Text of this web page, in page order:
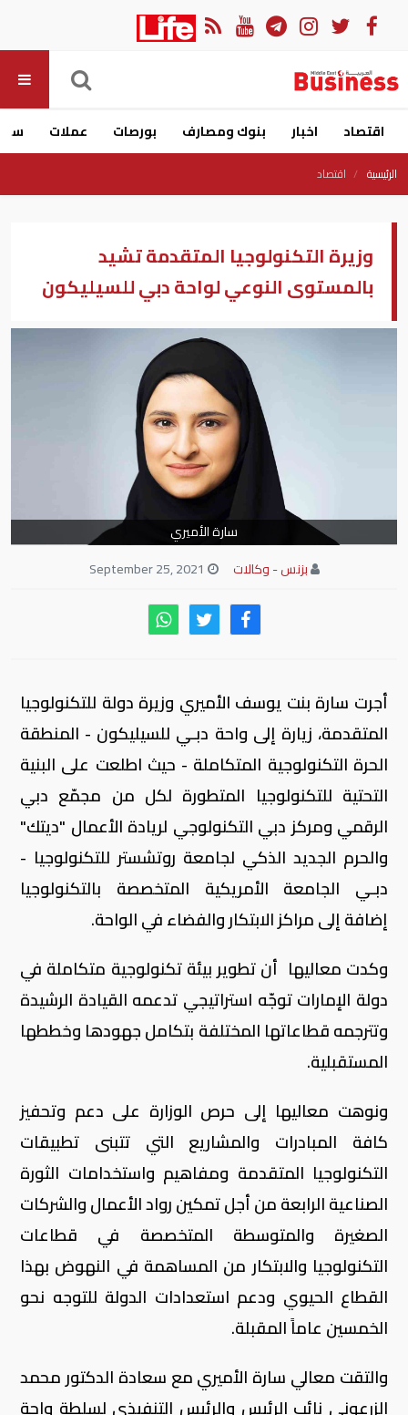
اقتصاد اخبار بنوك ومصارف بورصات عملات
الرئيسية اقتصاد
وزيرة التكنولوجيا المتقدمة تشيد
بالمستوى النوعي لواحة دبي للسيليكون
سارة الأميري
بزنس - وكالات
أجرت سارة بنت يوسف الأميري وزيرة دولة للتكنولوجيا
المتقدمة، زيارة إلى واحة دبـي للسيليكون - المنطقة
الحرة التكنولوجية المتكاملة - حيث اطلعت على البنية
التحتية للتكنولوجيا المتطورة لكل من مجمّع دبي
الرقمي ومركز دبي التكنولوجي لريادة الأعمال "ديتك"
والحرم الجديد الذكي لجامعة روتشستر للتكنولوجيا -
دبـي الجامعة الأمريكية المتخصصة بالتكنولوجيا
إضافة إلى مراكز الابتكار والفضاء في الواحة.
وكدت معاليها أن تطوير بيئة تكنولوجية متكاملة في
دولة الإمارات توجّه استراتيجي تدعمه القيادة الرشيدة
وتترجمه قطاعاتها المختلفة بتكامل جهودها وخططها
المستقبلية.
ونوهت معاليها إلى حرص الوزارة على دعم وتحفيز
كافة المبادرات والمشاريع التي تتبنى تطبيقات
التكنولوجيا المتقدمة ومفاهيم واستخدامات الثورة
الصناعية الرابعة من أجل تمكين رواد الأعمال والشركات
الصغيرة والمتوسطة المتخصصة في قطاعات
التكنولوجيا والابتكار من المساهمة في النهوض بهذا
القطاع الحيوي ودعم استعدادات الدولة للتوجه نحو
الخمسين عاماً المقبلة.
والتقت معالي سارة الأميري مع سعادة الدكتور محمد
الزرعوني نائب الرئيس والرئيس التنفيذي لسلطة واحة